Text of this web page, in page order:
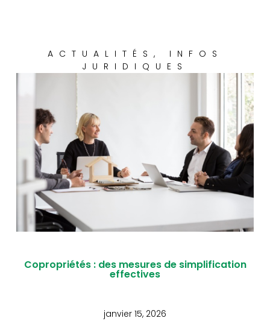
ACTUALITÉS , INFOS
JURIDIQUES
Copropriétés : des mesures de simplification
effectives
janvier 15, 2026